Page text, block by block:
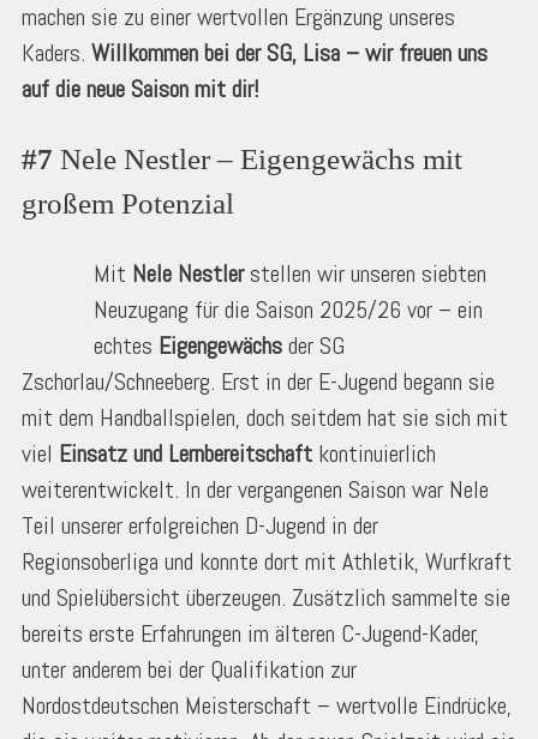
machen sie zu einer wertvollen Ergänzung unseres
Kaders. Willkommen bei der SG, Lisa – wir freuen uns
auf die neue Saison mit dir!
#7 Nele Nestler – Eigengewächs mit
großem Potenzial
Mit Nele Nestlerstellen wir unseren siebten
Neuzugang für die Saison 2025/26 vor – ein
echtes Eigengewächsder SG
Zschorlau/Schneeberg. Erst in der E-Jugend begann sie
mit dem Handballspielen, doch seitdem hat sie sich mit
viel Einsatz und Lernbereitschaft kontinuierlich
weiterentwickelt. In der vergangenen Saison war Nele
Teil unserer erfolgreichen D-Jugend in der
Regionsoberliga und konnte dort mit Athletik, Wurfkraft
und Spielübersicht überzeugen. Zusätzlich sammelte sie
bereits erste Erfahrungen im älteren C-Jugend-Kader,
unter anderem bei der Qualifikation zur
Nordostdeutschen Meisterschaft – wertvolle Eindrücke,